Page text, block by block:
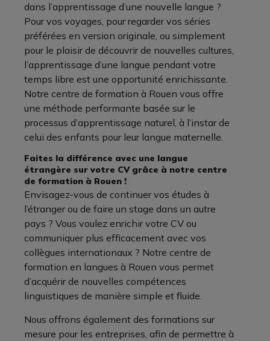
dans l’apprentissage d’une nouvelle langue ?
Pour vos voyages, pour regarder vos séries
préférées en version originale, ou simplement
pour le plaisir de découvrir de nouvelles cultures,
l’apprentissage d’une langue pendant votre
temps libre est une opportunité enrichissante.
Notre centre de formation à Rouen vous offre
une méthode performante basée sur le
processus d’apprentissage naturel, à l’instar de
celui des enfants pour leur langue maternelle.
Faites la différence avec une langue
étrangère sur votre CV grâce à notre centre
de formation à Rouen !
Envisagez-vous de continuer vos études à
l’étranger ou de faire un stage dans un autre
pays ? Vous voulez enrichir votre CV ou
communiquer plus efficacement avec vos
collègues internationaux ? Notre centre de
formation en langues à Rouen vous permet
d’acquérir de nouvelles compétences
linguistiques de manière simple et fluide.
Nous offrons également des formations sur
mesure pour les entreprises, afin de permettre à